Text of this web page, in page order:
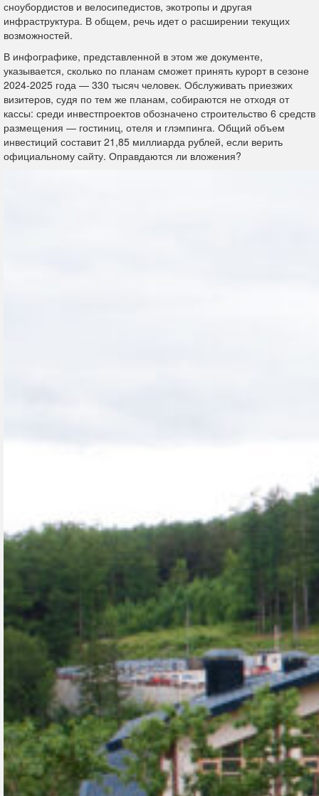
сноубордистов и велосипедистов, экотропы и другая
инфраструктура. В общем, речь идет о расширении текущих
возможностей.
В инфографике, представленной в этом же документе,
указывается, сколько по планам сможет принять курорт в сезоне
2024-2025 года — 330 тысяч человек. Обслуживать приезжих
визитеров, судя по тем же планам, собираются не отходя от
кассы: среди инвестпроектов обозначено строительство 6 средств
размещения — гостиниц, отеля и глэмпинга. Общий объем
инвестиций составит 21,85 миллиарда рублей, если верить
официальному сайту. Оправдаются ли вложения?